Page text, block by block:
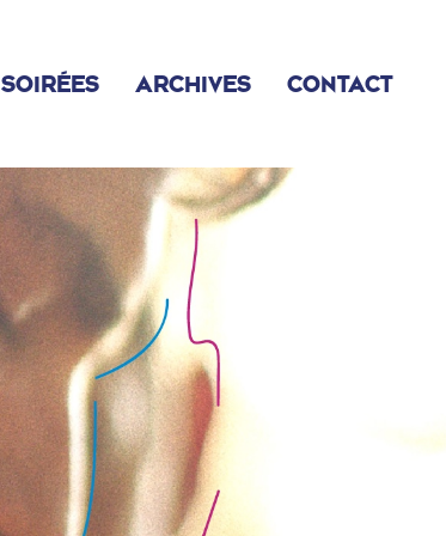
SOIRÉES ARCHIVES
2023
2024
2025
CONTACT